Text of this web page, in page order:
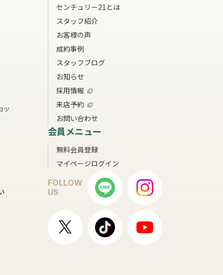
ツ
センチュリー21とは
スタッフ紹介
お客様の声
成約事例
スタッフブログ
お知らせ
採用情報
来店予約
お問い合わせ
会員メニュー
無料会員登録
マイページログイン
FOLLOW
US